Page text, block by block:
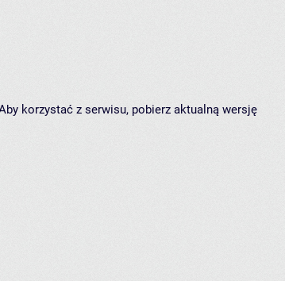
korzystać z serwisu, pobierz aktualną wersję